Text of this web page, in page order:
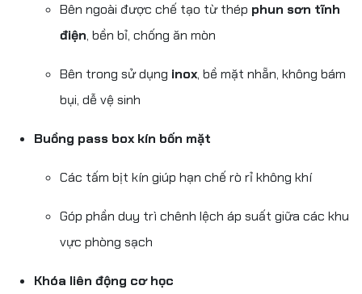
Bên ngoài được chế tạo từ thép phun sơn tĩnh
điện, bền bỉ, chống ăn mòn
Bên trong sử dụng inox, bề mặt nhẵn, không bám
bụi, dễ vệ sinh
Buồng pass box kín bốn mặt
Các tấm bịt kín giúp hạn chế rò rỉ không khí
Góp phần duy trì chênh lệch áp suất giữa các khu
vực phòng sạch
Khóa liên động cơ học